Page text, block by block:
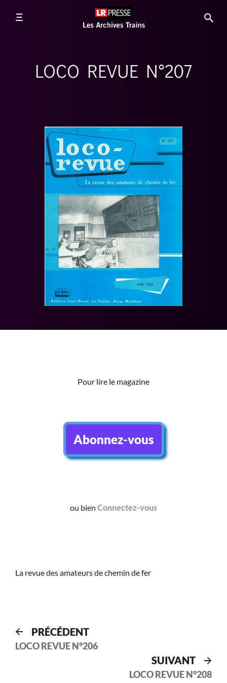
LOCO REVUE N°207
Pour lire le magazine
Abonnez-vous
ou bien Connectez-vous
La revue des amateurs de chemin de fer
PRÉCÉDENT
LOCO REVUE N°206
SUIVANT
LOCO REVUE N°208